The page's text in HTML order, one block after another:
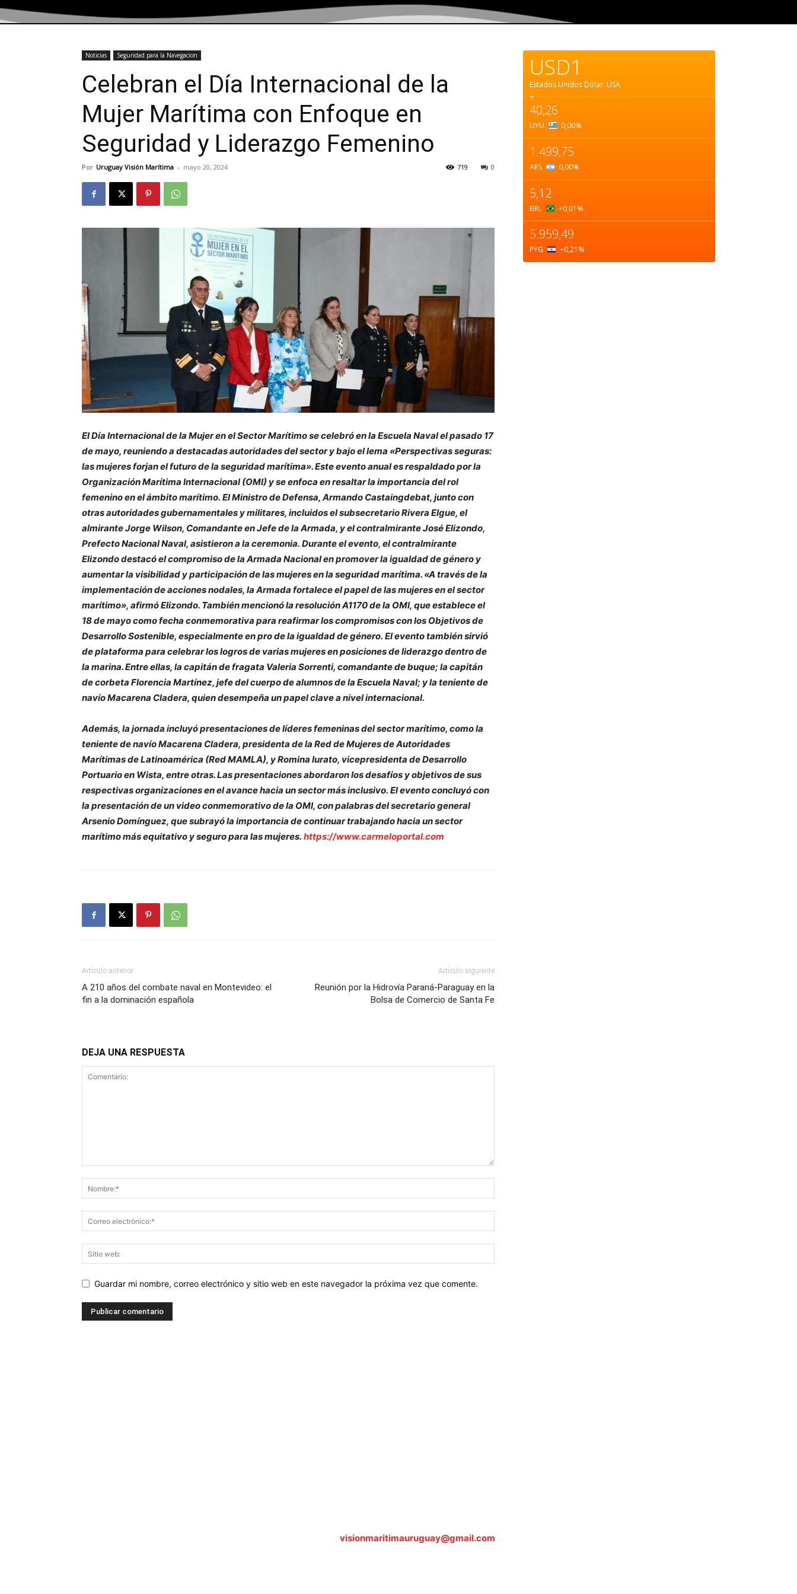
Noticias Seguridad para la Navegacion
Celebran el Día Internacional de la
Mujer Marítima con Enfoque en
Seguridad y Liderazgo Femenino
Por Uruguay Visión Marítima - mayo 20, 2024 0
719
El Día Internacional de la Mujer en el Sector Marítimo se celebró en la Escuela Naval el pasado 17
de mayo, reuniendo a destacadas autoridades del sector y bajo el lema «Perspectivas seguras:
las mujeres forjan el futuro de la seguridad marítima». Este evento anual es respaldado por la
Organización Marítima Internacional (OMI) y se enfoca en resaltar la importancia del rol
femenino en el ámbito marítimo. El Ministro de Defensa, Armando Castaingdebat, junto con
otras autoridades gubernamentales y militares, incluidos el subsecretario Rivera Elgue, el
almirante Jorge Wilson, Comandante en Jefe de la Armada, y el contralmirante José Elizondo,
Prefecto Nacional Naval, asistieron a la ceremonia. Durante el evento, el contralmirante
Elizondo destacó el compromiso de la Armada Nacional en promover la igualdad de género y
aumentar la visibilidad y participación de las mujeres en la seguridad marítima. «A través de la
implementación de acciones nodales, la Armada fortalece el papel de las mujeres en el sector
marítimo», afirmó Elizondo. También mencionó la resolución A1170 de la OMI, que establece el
18 de mayo como fecha conmemorativa para reafirmar los compromisos con los Objetivos de
Desarrollo Sostenible, especialmente en pro de la igualdad de género. El evento también sirvió
de plataforma para celebrar los logros de varias mujeres en posiciones de liderazgo dentro de
la marina. Entre ellas, la capitán de fragata Valeria Sorrenti, comandante de buque; la capitán
de corbeta Florencia Martínez, jefe del cuerpo de alumnos de la Escuela Naval; y la teniente de
navío Macarena Cladera, quien desempeña un papel clave a nivel internacional.
Además, la jornada incluyó presentaciones de líderes femeninas del sector marítimo, como la
teniente de navío Macarena Cladera, presidenta de la Red de Mujeres de Autoridades
Marítimas de Latinoamérica (Red MAMLA), y Romina Iurato, vicepresidenta de Desarrollo
Portuario en Wista, entre otras. Las presentaciones abordaron los desafíos y objetivos de sus
respectivas organizaciones en el avance hacia un sector más inclusivo. El evento concluyó con
la presentación de un video conmemorativo de la OMI, con palabras del secretario general
Arsenio Domínguez, que subrayó la importancia de continuar trabajando hacia un sector
marítimo más equitativo y seguro para las mujeres. https://www.carmeloportal.com
Artículo anterior
A 210 años del combate naval en Montevideo: el
fin a la dominación española
Artículo siguiente
Reunión por la Hidrovía Paraná-Paraguay en la
Bolsa de Comercio de Santa Fe
DEJA UNA RESPUESTA
Guardar mi nombre, correo electrónico y sitio web en este navegador la próxima vez que comente.
USD1
Estados Unidos Dólar. USA
=
40,26
UYU 0,00%
1.499,75
ARS 0,00%
5,12
BRL +0,01 %
5.959,49
PYG +0,21 %
visionmaritimauruguay@gmail.com